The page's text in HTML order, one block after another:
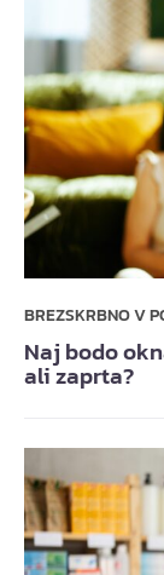
BREZSKRBNO V
Naj bodo
ali zaprta?